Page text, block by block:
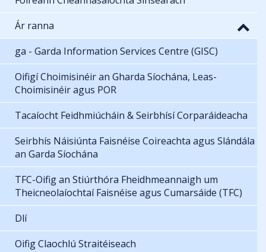
Ár ranna
ga - Garda Information Services Centre (GISC)
Oifigí Choimisinéir an Gharda Síochána, Leas-
Choimisinéir agus POR
Tacaíocht Feidhmiúcháin & Seirbhísí Corparáideacha
Seirbhís Náisiúnta Faisnéise Coireachta agus Slándála
an Garda Síochána
TFC-Oifig an Stiúrthóra Fheidhmeannaigh um
Theicneolaíochtaí Faisnéise agus Cumarsáide (TFC)
Dlí
Oifig Claochlú Straitéiseach